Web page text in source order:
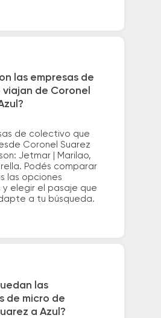
las empresas de
viajan de Coronel
de colectivo que
Coronel Suarez
Jetmar | Marilao,
Podés comparar
las opciones
y elegir el pasaje que
a tu búsqueda.
las
de micro de
a Azul?